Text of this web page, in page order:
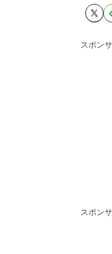
スポン
スポン